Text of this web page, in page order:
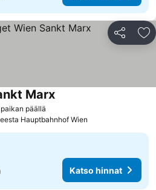
Jaa
päällä
Marx
Hauptbahnhof Wien
Katso hinnat